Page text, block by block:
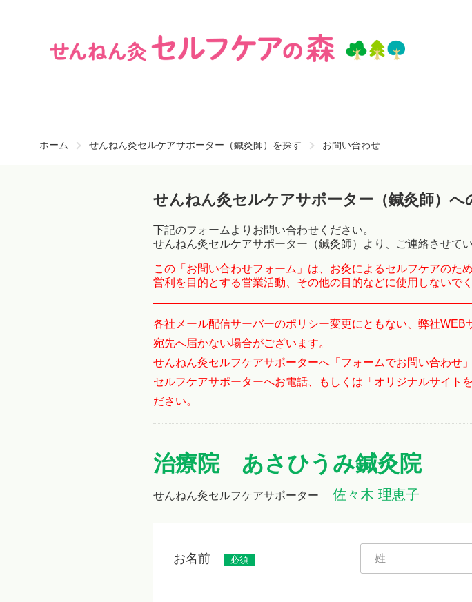
ホーム せんねん灸セルケアサポーター（鍼灸師）を探す お問い合わせ
せんねん灸セルケアサポーター（鍼灸師）へ
下記のフォームよりお問い合わせください。
せんねん灸セルケアサポーター（鍼灸師）より、ご連絡させてい
この「お問い合わせフォーム」は、お灸によるセルフケアのた
営利を目的とする営業活動、その他の目的などに使用しないでく
各社メール配信サーバーのポリシー変更にともない、弊社
宛先へ届かない場合がございます。
せんねん灸セルフケアサポーターへ「フォームでお問い合わせ
セルフケアサポーターへお電話、もしくは「オリジナルサイト
ださい。
治療院 あさひうみ鍼灸院
せんねん灸セルフケアサポーター 佐々木 理恵子
お名前 必須